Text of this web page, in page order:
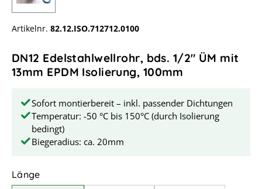
Artikelnr. 82.12.ISO.712712.0100
DN12 Edelstahlwellrohr, bds. 1/2" ÜM mit
13mm EPDM Isolierung, 100mm
Sofort montierbereit – inkl. passender Dichtungen
Temperatur: -50 °C bis 150°C (durch Isolierung
bedingt)
Biegeradius: ca. 20mm
Längeauswählen